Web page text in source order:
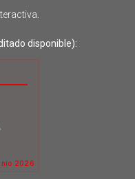
disponible):